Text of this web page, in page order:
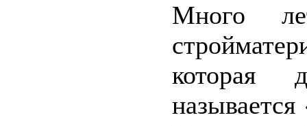
Много
которая